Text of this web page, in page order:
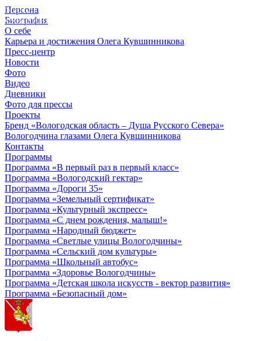
Персона
Биография
О себе
Карьера и достижения Олега Кувшинникова
Пресс-центр
Новости
Фото
Видео
Дневники
Фото для прессы
Проекты
Бренд «Вологодская область – Душа Русского Севера»
Вологодчина глазами Олега Кувшинникова
Контакты
Программы
Программа «В первый раз в первый класс»
Программа «Вологодский гектар»
Программа «Дороги 35»
Программа «Земельный сертификат»
Программа «Культурный экспресс»
Программа «С днем рождения, малыш!»
Программа «Народный бюджет»
Программа «Светлые улицы Вологодчины»
Программа «Сельский дом культуры»
Программа «Школьный автобус»
Программа «Здоровье Вологодчины»
Программа «Детская школа искусств - вектор развития»
Программа «Безопасный дом»
© 2012 - 2023,
КУВШИННИКОВ О.А.